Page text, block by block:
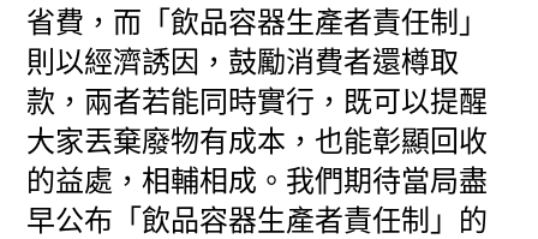
省費，而「飲品容器生產者責任制」
則以經濟誘因，鼓勵消費者還樽取
款，兩者若能同時實行，既可以提醒
大家丟棄廢物有成本，也能彰顯回收
的益處，相輔相成。我們期待當局盡
早公布「飲品容器生產者責任制」的